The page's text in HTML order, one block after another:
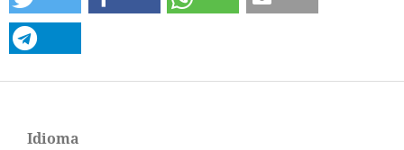
Idioma